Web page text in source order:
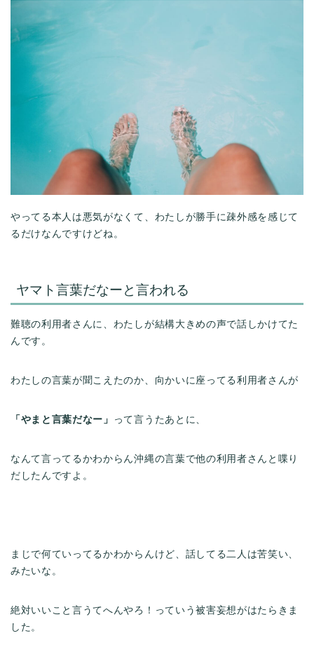
やってる本人は悪気がなくて、わたしが勝手に疎外感を感じて
るだけなんですけどね。
ヤマト言葉だなーと言われる
難聴の利用者さんに、わたしが結構大きめの声で話しかけてた
んです。
わたしの言葉が聞こえたのか、向かいに座ってる利用者さんが
「やまと言葉だなー」 って言うたあとに、
なんて言ってるかわからん沖縄の言葉で他の利用者さんと喋り
だしたんですよ。
まじで何ていってるかわからんけど、話してる二人は苦笑い、
みたいな。
絶対いいこと言うてへんやろ！っていう被害妄想がはたらきま
した。